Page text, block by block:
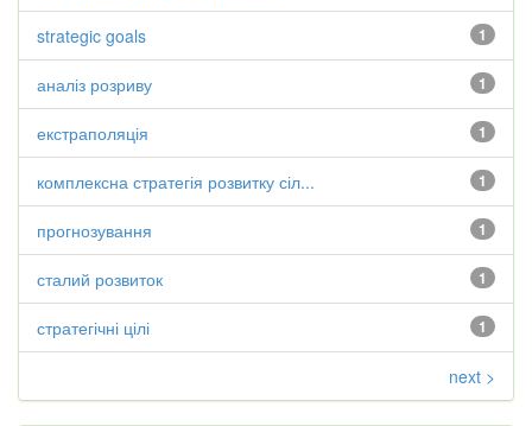
1
strategic goals
1
аналіз розриву
1
екстраполяція
1
комплексна стратегія розвитку сіл...
1
прогнозування
1
сталий розвиток
1
стратегічні цілі
next >